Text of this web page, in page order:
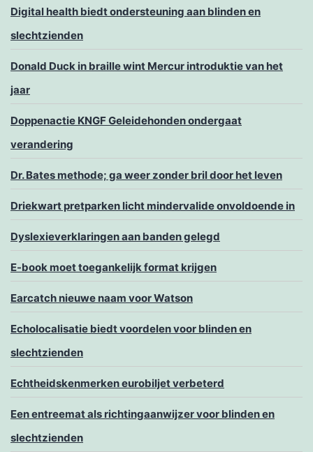
Digital health biedt ondersteuning aan blinden en
slechtzienden
Donald Duck in braille wint Mercur introduktie van het
jaar
Doppenactie KNGF Geleidehonden ondergaat
verandering
Dr. Bates methode; ga weer zonder bril door het leven
Driekwart pretparken licht mindervalide onvoldoende in
Dyslexieverklaringen aan banden gelegd
E-book moet toegankelijk format krijgen
Earcatch nieuwe naam voor Watson
Echolocalisatie biedt voordelen voor blinden en
slechtzienden
Echtheidskenmerken eurobiljet verbeterd
Een entreemat als richtingaanwijzer voor blinden en
slechtzienden